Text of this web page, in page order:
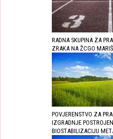
RADNA SKUPINA ZA
ZRAKA NA ŽCGO
POVJERENSTVO ZA
IZGRADNJE
BIOSTABILIZACIJU